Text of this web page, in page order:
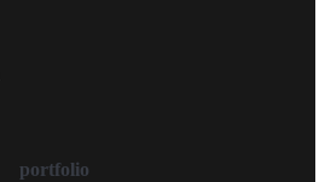
portfolio